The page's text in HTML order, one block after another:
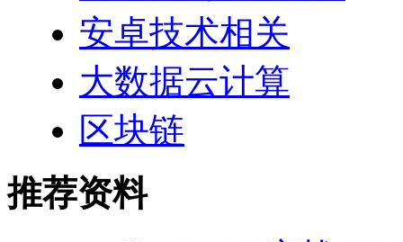
安卓技术相关
大数据云计算
区块链
推荐资料